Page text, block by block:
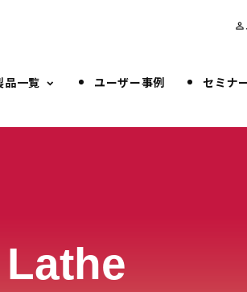
person_outline
品一覧 ユーザー事例 セミナ
Lathe